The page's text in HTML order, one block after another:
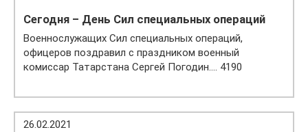
Сегодня – День Сил специальных операций
Военнослужащих Сил специальных операций,
офицеров поздравил с праздником военный
комиссар Татарстана Сергей Погодин…. 4190
26.02.2021